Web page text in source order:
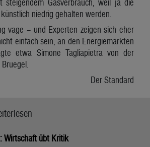
niedrig gehalten werden.
vage – und Experten zeigen sich eher
einfach sein, an den Energiemärkten
etwa Simone Tagliapietra von der
Der Standard
Wirtschaft übt Kritik